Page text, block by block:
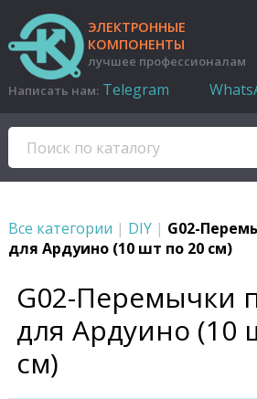
ЭЛЕКТРОННЫЕ
КОМПОНЕНТЫ
лучшее профессионалам
Написать нам: Telegram
Все категории | DIY | G02-
для Ардуино (10 шт по 20 см)
G02-Перемычки
для Ардуино (10
см)